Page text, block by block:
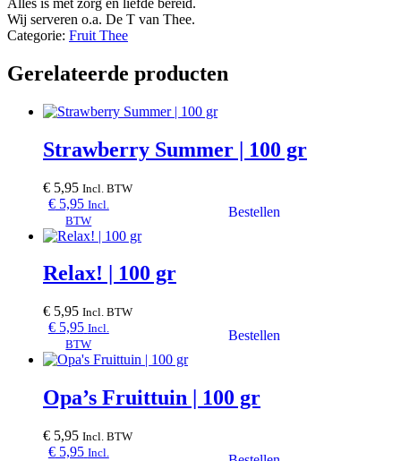
gr
aantal
Wij serveren o.a. De T van Thee.
Categorie: Fruit Thee
Gerelateerde producten
Strawberry Summer | 100 gr
€ 5,95 Incl. BTW
€5,95 Incl.
BTW
Relax! | 100 gr
€ 5,95 Incl. BTW
€5,95 Incl.
BTW
Opa’s Fruittuin | 100 gr
€ 5,95 Incl. BTW
€5,95 Incl.